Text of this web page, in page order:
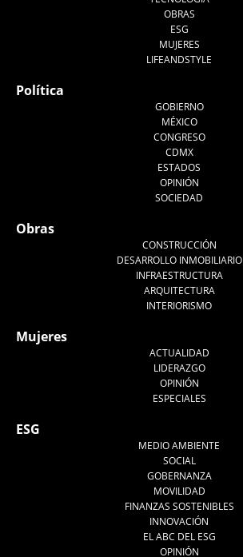
OBRAS
ESG
MUJERES
LIFEANDSTYLE
Política
GOBIERNO
MÉXICO
CONGRESO
CDMX
ESTADOS
OPINIÓN
SOCIEDAD
Obras
CONSTRUCCIÓN
DESARROLLO INMOBILIARIO
INFRAESTRUCTURA
ARQUITECTURA
INTERIORISMO
Mujeres
ACTUALIDAD
LIDERAZGO
OPINIÓN
ESPECIALES
ESG
MEDIO AMBIENTE
SOCIAL
GOBERNANZA
MOVILIDAD
FINANZAS SOSTENIBLES
INNOVACIÓN
EL ABC DEL ESG
OPINIÓN